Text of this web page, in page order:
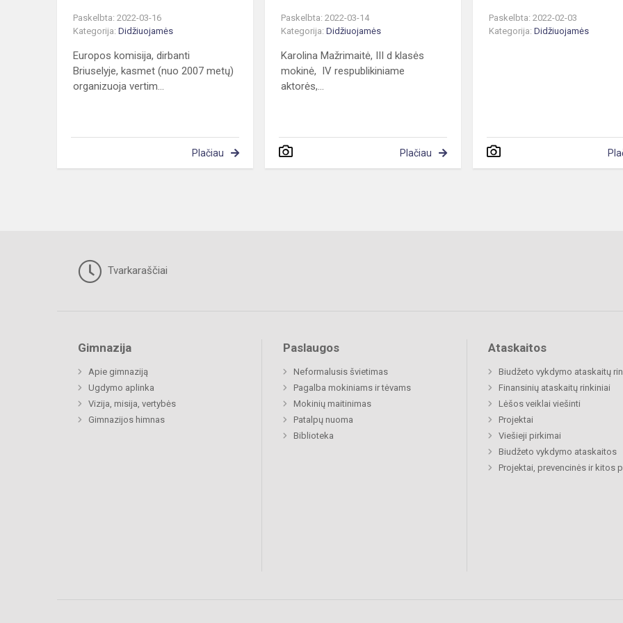
Paskelbta: 2022-03-16
Kategorija: Didžiuojamės
Europos komisija, dirbanti
Briuselyje, kasmet (nuo 2007 metų)
organizuoja vertim...
Plačiau
Paskelbta: 2022-03-14
Kategorija:Didžiuojamės
Karolina Mažrimaitė, III d klasės
mokinė, IV respublikiniame
aktorės,...
Plačiau
Paskelbta: 2022-02-03
Kategorija:Didžiuojamės
Tvarkaraščiai
Gimnazija
Apie gimnaziją
Ugdymo aplinka
Vizija, misija, vertybės
Gimnazijos himnas
Paslaugos
Neformalusis švietimas
Pagalba mokiniams ir tėvams
Mokinių maitinimas
Patalpų nuoma
Biblioteka
Ataskaitos
Biudžeto vykdymo ataskaitų
Finansinių ataskaitų rinkiniai
Lėšos veiklai viešinti
Projektai
Viešieji pirkimai
Biudžeto vykdymo ataskaitos
Projektai, prevencinės ir kitos